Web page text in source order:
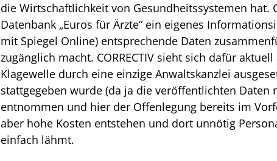
die Wirtschaftlichkeit von Gesundheitssystemen hat.
Datenbank „Euros für Ärzte“ ein eigenes
mit Spiegel Online) entsprechende Daten
zugänglich macht. CORRECTIV sieht sich dafür
Klagewelle durch eine einzige Anwaltskanzlei
stattgegeben wurde (da ja die veröffentlichten Daten
entnommen und hier der Offenlegung bereits im
aber hohe Kosten entstehen und dort unnötig
einfach lähmt.